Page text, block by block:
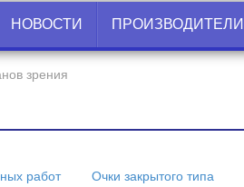
НОВОСТИ ПРОИЗВОДИТЕЛИ
зрения
работ Очки закрытого типа